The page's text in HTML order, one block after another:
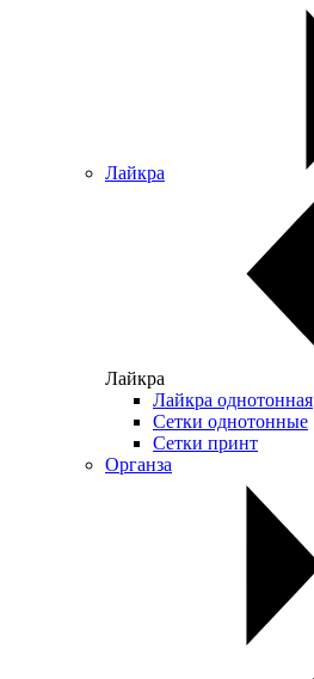
Лайкра
Лайкра
Лайкра однотонная
Сетки однотонные
Сетки принт
Органза